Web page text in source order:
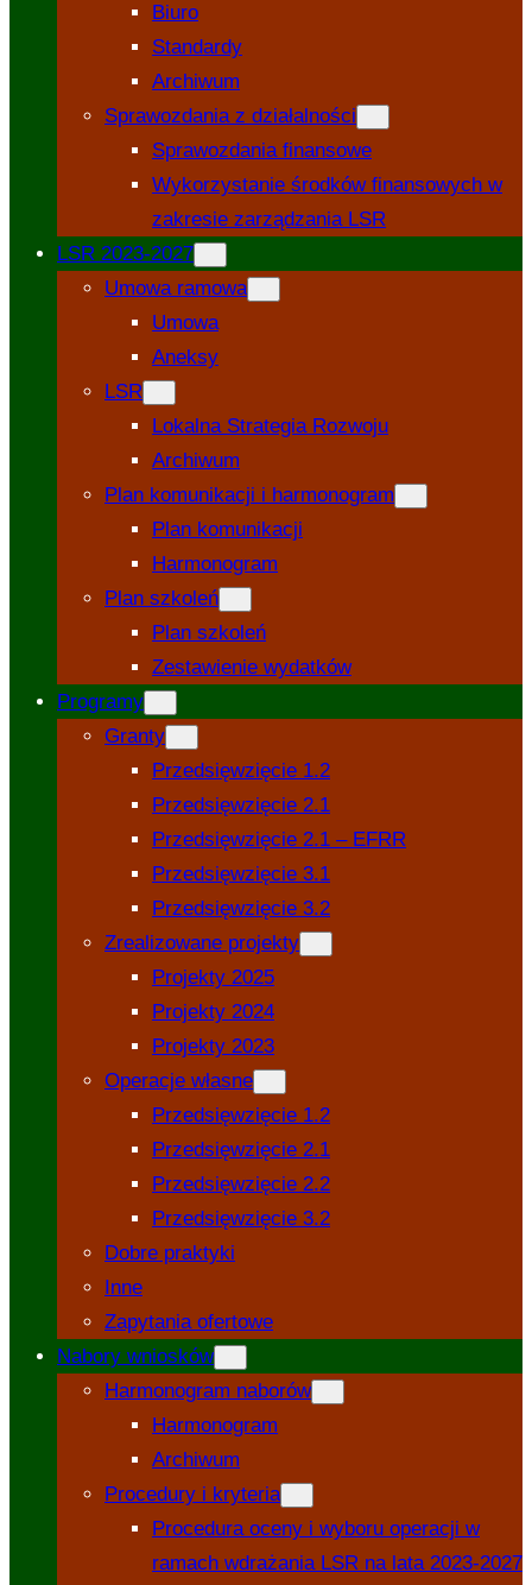
Biuro
Standardy
Archiwum
Sprawozdania z działalności
Sprawozdania finansowe
Wykorzystanie środków finansowych w
zakresie zarządzania LSR
LSR 2023-2027
Umowa ramowa
Umowa
Aneksy
LSR
Lokalna Strategia Rozwoju
Archiwum
Plan komunikacji i harmonogram
Plan komunikacji
Harmonogram
Plan szkoleń
Plan szkoleń
Zestawienie wydatków
Programy
Granty
Przedsięwzięcie 1.2
Przedsięwzięcie 2.1
Przedsięwzięcie 2.1 – EFRR
Przedsięwzięcie 3.1
Przedsięwzięcie 3.2
Zrealizowane projekty
Projekty 2025
Projekty 2024
Projekty 2023
Operacje własne
Przedsięwzięcie 1.2
Przedsięwzięcie 2.1
Przedsięwzięcie 2.2
Przedsięwzięcie 3.2
Dobre praktyki
Inne
Zapytania ofertowe
Nabory wniosków
Harmonogram naborów
Harmonogram
Archiwum
Procedury i kryteria
Procedura oceny i wyboru operacji w
ramach wdrażania LSR na lata 2023-2027